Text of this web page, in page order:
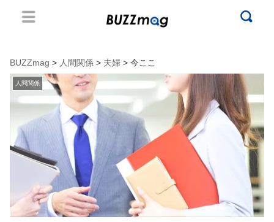
BUZZmag > 人間関係 > 夫婦 > 今ここ
人間関係